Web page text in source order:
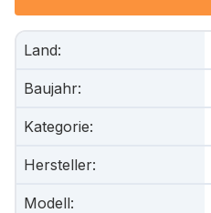
Land:
Baujahr:
Kategorie:
Hersteller:
Modell: